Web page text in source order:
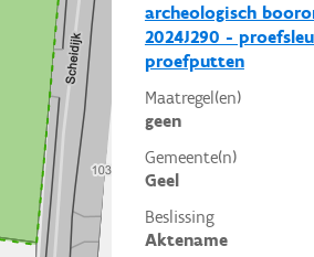
archeologisch
2024J290 -
proefputten
Maatregel(en)
geen
Gemeente(n)
Geel
Beslissing
Aktename